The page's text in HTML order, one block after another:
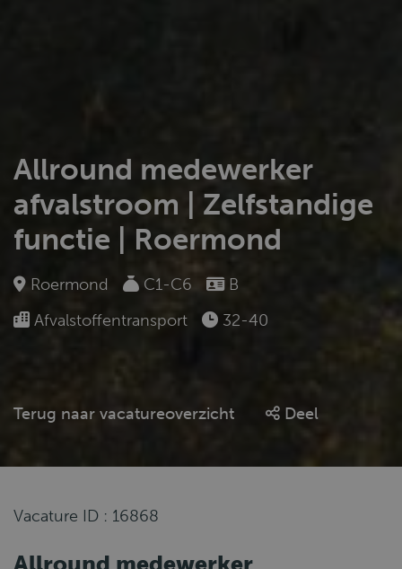
Allround medewerker
afvalstroom | Zelfstandige
functie | Roermond
Roermond C1-C6
B
Afvalstoffentransport
32-40
Terug naar vacatureoverzicht Deel
Vacature ID : 16868